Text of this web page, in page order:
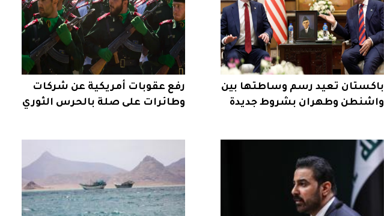
باكستان تعيد رسم وساطتها بين
واشنطن وطهران بشروط جديدة
رفع عقوبات أمريكية عن شركات
وطائرات على صلة بالحرس الثوري